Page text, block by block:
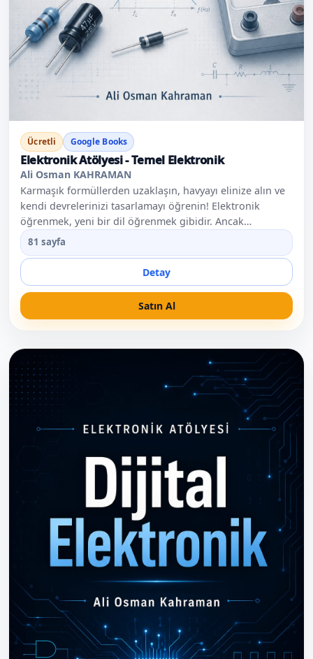
Ücretli Google Books
Elektronik Atölyesi - Temel Elektronik
Ali Osman KAHRAMAN
Karmaşık formüllerden uzaklaşın, havyayı elinize alın ve
kendi devrelerinizi tasarlamayı öğrenin! Elektronik
öğrenmek, yeni bir dil öğrenmek gibidir. Ancak
piyasadaki çoğu kaynak sizi diferansiyel denklemlere ve
ağır teorik fizik kurallarına boğarak bu dünyadan
soğutur. Elektronik Atölyesi, bu ezberci ve akademik
yaklaşımı yerle bir etmek; yazılımcıların, hobi
tutkunlarının ve maker'ların donanım dünyasıyla güvenle
el sıkışmasını sağlamak için yazıldı. Bu kitapta teorik
devrede nasıl davranacağını bir saha ustası gibi refleks
düzeyinde öğreneceksiniz. Bu Kitap Size Ne Kazandırır?
Temel Refleksler: Akım, voltaj ve güç ilişkisini popüler su
borusu analojisiyle en yalın haliyle kavrayın. Donanım
Güvenliği: Hesaplanan gücün 2 katı büyük direnç seçme
kuralını, ters bağlantıda alev alan Tantal kondansatörleri
yöntemlerini öğrenerek komponent yakma döngüsüne
besleme bacağına neden bir 100nF seramik kondansatör
atılması gerektiğini ve multimetreyi patlatmadan akım
ölçmenin sırlarını keşfedin . Yarı İletkenlerin Dünyası:
Diyotların doğrultma gücünü, transistörlerin (BJT)
donanımsal bir if-else kapısı olarak nasıl çalıştığını ve
Beyinler ve Zamanlama: Op-Amp'lar ile analog sensör
verilerini işlemeyi ve efsanevi 555 çipi ile kendi kare
dalga üretecinizi (Blinker) kurmayı öğrenin . Havya
Sanatı: Doğru sıcaklıkta, kusursuz ve parlak lehim
yapmanın adımlarını usta-çırak ilişkisiyle zihninize
81 sayfa
Detay
Satın Al